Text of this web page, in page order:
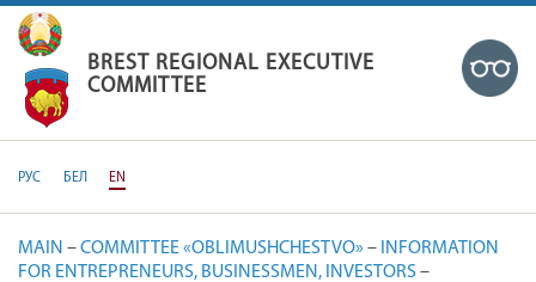
BREST REGIONAL EXECUTIVE
BREST REGIONAL EXECUTIVE
COMMITTEE
РУС БЕЛ EN
MAIN –COMMITTEE «OBLIMUSHCHESTVO» – INFORMATION
FOR ENTREPRENEURS, BUSINESSMEN, INVESTORS–